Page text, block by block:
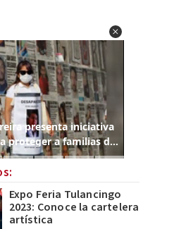
Expo Feria Tulancingo
2023: Conoce la cartelera
artística